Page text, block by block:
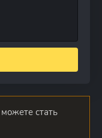
стать